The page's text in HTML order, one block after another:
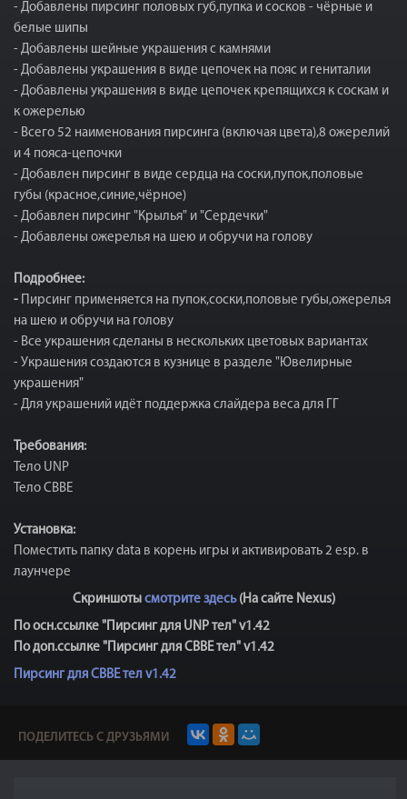
- Добавлены пирсинг половых губ,пупка и сосков - чёрные и
белые шипы
- Добавлены шейные украшения с камнями
- Добавлены украшения в виде цепочек на пояс и гениталии
- Добавлены украшения в виде цепочек крепящихся к соскам и
к ожерелью
- Всего 52 наименования пирсинга (включая цвета),8 ожерелий
и 4 пояса-цепочки
- Добавлен пирсинг в виде сердца на соски,пупок,половые
губы (красное,синие,чёрное)
- Добавлен пирсинг "Крылья" и "Сердечки"
- Добавлены ожерелья на шею и обручи на голову
Подробнее:
- Пирсинг применяется на пупок,соски,половые губы,ожерелья
на шею и обручи на голову
- Все украшения сделаны в нескольких цветовых вариантах
- Украшения создаются в кузнице в разделе "Ювелирные
украшения"
- Для украшений идёт поддержка слайдера веса для ГГ
Требования:
Тело UNP
Тело CBBE
Установка:
Поместить папку data в корень игры и активировать 2 esp. в
лаунчере
Скриншоты смотрите здесь(На сайте Nexus)
По осн.ссылке "Пирсинг для UNP тел" v1.42
По доп.ссылке "Пирсинг для CBBE тел" v1.42
Пирсинг для CBBE тел v1.42
ПОДЕЛИТЕСЬ С ДРУЗЬЯМИ